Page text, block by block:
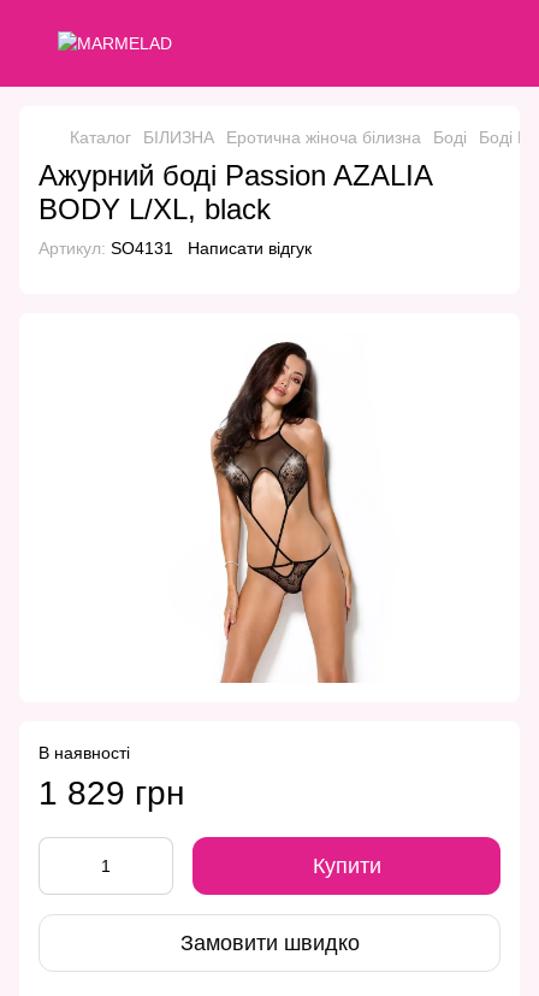
Каталог БІЛИЗНА Еротична жіноча білизна Боді Боді
Ажурний боді Passion AZALIA
BODY L/XL, black
Артикул: SO4131 Написати відгук
В наявності
1 829 грн
Купити
Замовити швидко